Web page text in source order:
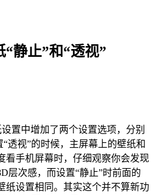
静止”和“透视”
中增加了两个设置选项，分别
“透视”的时候，主屏幕上的壁纸和
看手机屏幕时，仔细观察你会发现
层次感，而设置“静止”时前面的
纸设置相同。其实这个并不算新功